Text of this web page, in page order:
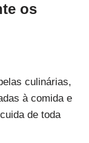
os
culinárias,
à comida e
de toda